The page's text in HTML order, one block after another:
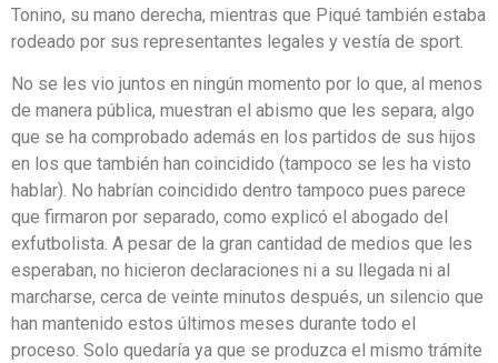
Tonino, su mano derecha, mientras que Piqué también estaba
rodeado por sus representantes legales y vestía de sport.
No se les vio juntos en ningún momento por lo que, al menos
de manera pública, muestran el abismo que les separa, algo
que se ha comprobado además en los partidos de sus hijos
en los que también han coincidido (tampoco se les ha visto
hablar). No habrían coincidido dentro tampoco pues parece
que firmaron por separado, como explicó el abogado del
exfutbolista. A pesar de la gran cantidad de medios que les
esperaban, no hicieron declaraciones ni a su llegada ni al
marcharse, cerca de veinte minutos después, un silencio que
han mantenido estos últimos meses durante todo el
proceso. Solo quedaría ya que se produzca el mismo trámite